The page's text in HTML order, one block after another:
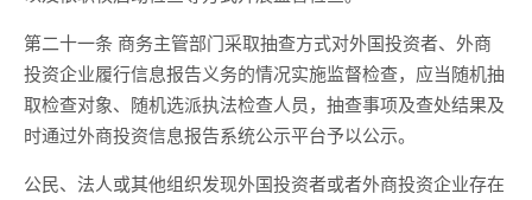
第二十一条 商务主管部门采取抽查方式对外国投资者、外商
投资企业履行信息报告义务的情况实施监督检查，应当随机抽
取检查对象、随机选派执法检查人员，抽查事项及查处结果及
时通过外商投资信息报告系统公示平台予以公示。
公民、法人或其他组织发现外国投资者或者外商投资企业存在